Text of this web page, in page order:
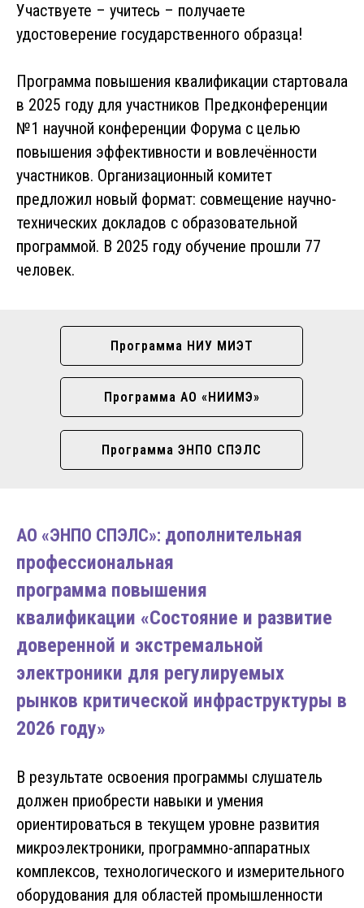
Участвуете – учитесь – получаете
удостоверение государственного образца!
Программа повышения квалификации стартовала
в 2025 году для участников Предконференции
№1 научной конференции Форума с целью
повышения эффективности и вовлечённости
участников. Организационный комитет
предложил новый формат: совмещение научно-
технических докладов с образовательной
программой. В 2025 году обучение прошли 77
человек.
Программа НИУ МИЭТ
Программа ЭНПО СПЭЛС
Программа АО «НИИМЭ»
АО «ЭНПО СПЭЛС»: дополнительная
профессиональная
программа повышения
квалификации «Состояние и развитие
доверенной и экстремальной
электроники для регулируемых
рынков критической инфраструктуры в
2026 году»
В результате освоения программы слушатель
должен приобрести навыки и умения
ориентироваться в текущем уровне развития
микроэлектроники, программно-аппаратных
комплексов, технологического и измерительного
оборудования для областей промышленности